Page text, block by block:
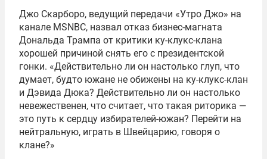
Джо Скарборо, ведущий передачи «Утро Джо» на
канале MSNBC, назвал отказ бизнес-магната
Дональда Трампа от критики ку-клукс-клана
хорошей причиной снять его с президентской
гонки. «Действительно ли он настолько глуп, что
думает, будто южане не обижены на ку-клукс-клан
и Дэвида Дюка? Действительно ли он настолько
невежественен, что считает, что такая риторика —
это путь к сердцу избирателей-южан? Перейти на
нейтральную, играть в Швейцарию, говоря о
клане?»